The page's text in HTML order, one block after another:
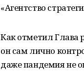
«Агентство
Как отметил Глава
он сам лично
даже пандемия не